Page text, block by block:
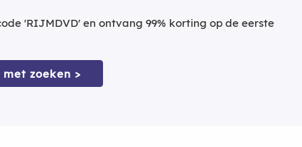
'RIJMDVD' en ontvang 99% korting op de eerste
zoeken >